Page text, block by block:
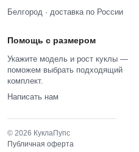
Белгород · доставка по России
Помощь с размером
Укажите модель и рост куклы —
поможем выбрать подходящий
комплект.
Написать нам
© 2026 КуклаПупс
Публичная оферта